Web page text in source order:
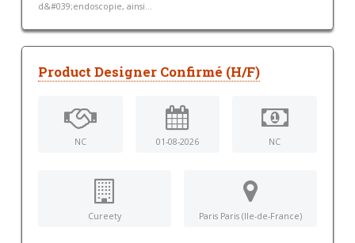
d&#039;endoscopie, ainsi...
Product Designer Confirmé (H/F)
NC 01-08-2026 NC
Cureety Paris Paris (Ile-de-France)